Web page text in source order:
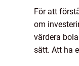
För att
om
värdera
sätt. Att ha